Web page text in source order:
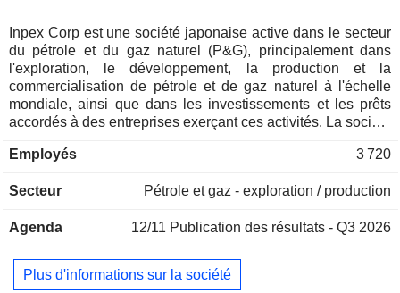
Inpex Corp est une société japonaise active dans le secteur
du pétrole et du gaz naturel (P&G), principalement dans
l'exploration, le développement, la production et la
commercialisation de pétrole et de gaz naturel à l'échelle
mondiale, ainsi que dans les investissements et les prêts
accordés à des entreprises exerçant ces activités. La société
concerne le gisement de gaz de Minaminagaoka et le
segment Pétrole et gaz à l'étranger est impliqué dans le
environnante, ainsi que dans d'autres projets en Australie (à
Abu Dhabi. La société exerce également des activités liées
au gisement Net Zero5, au transport et à la
Employés 3 720
Secteur Pétrole et gaz - exploration / production
Agenda 12/11 Publication des résultats - Q3 2026
Plus d'informations sur la société